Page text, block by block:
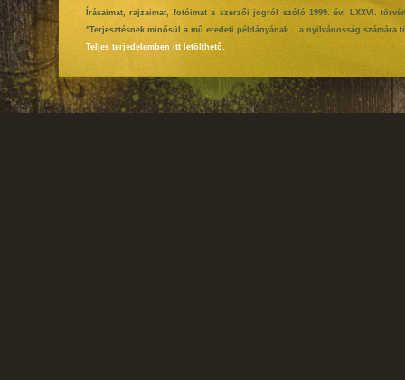
Írásaimat, rajzaimat, fotóimat a szerzői jogról szóló 1999. évi LXXVI.
"Terjesztésnek minősül a mű eredeti példányának... a nyilvánosság
Teljes terjedelemben itt letölthető.